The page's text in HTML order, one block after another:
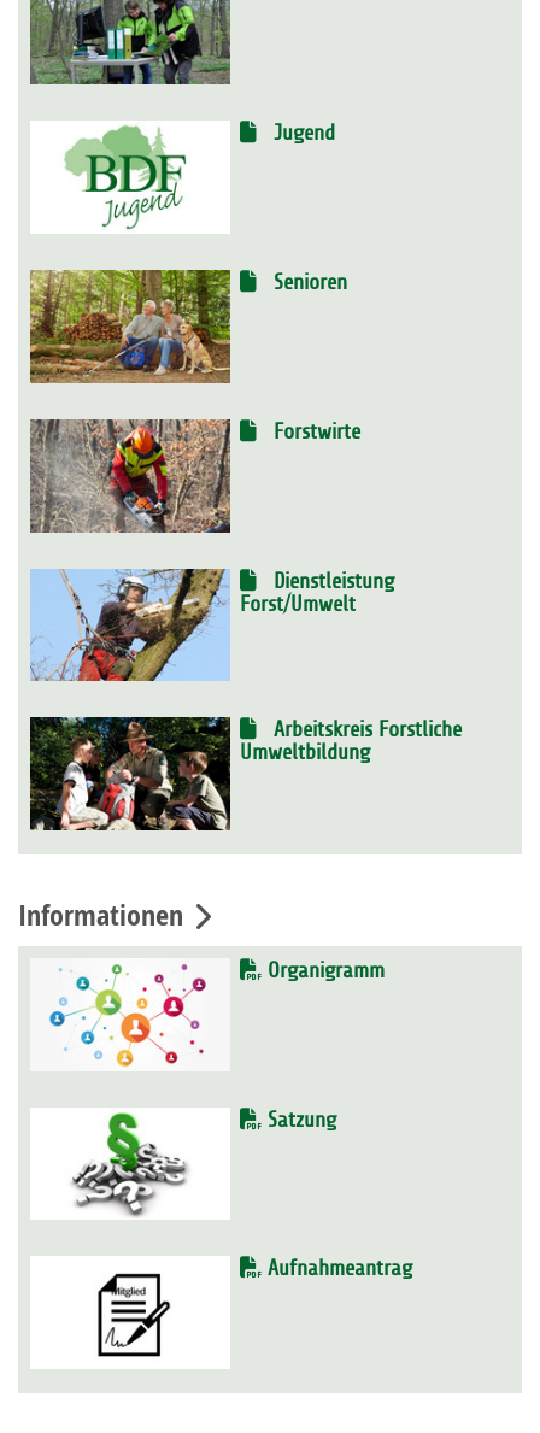
Jugend
Senioren
Forstwirte
Dienstleistung
Forst/Umwelt
Arbeitskreis Forstliche
Umweltbildung
Informationen
Organigramm
Satzung
Aufnahmeantrag